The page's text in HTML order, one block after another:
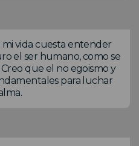
vida cuesta entender
el ser humano, como se
que el no egoismo y
para luchar